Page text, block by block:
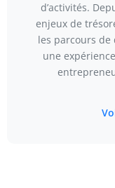
d’activités.
enjeux de
les parcours de
une